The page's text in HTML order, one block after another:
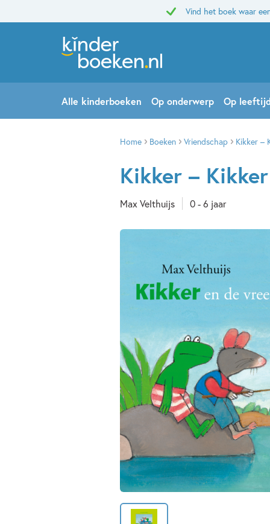
Vind het boek waar
Alle kinderboeken Op onderwerp Op
Home Boeken Vriendschap Kikker –
Kikker –
Max Velthuijs 0 - 6 jaar